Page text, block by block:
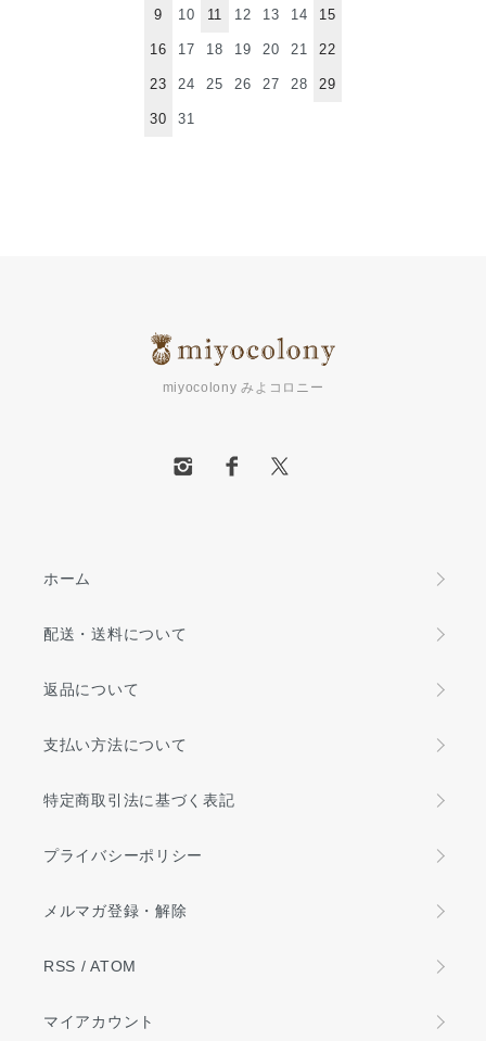
9 10 11 12 13 14 15
16 17 18 19 20 21 22
23 24 25 26 27 28 29
30 31
miyocolony みよコロニー
ホーム
配送・送料について
返品について
支払い方法について
特定商取引法に基づく表記
プライバシーポリシー
メルマガ登録・解除
RSS /ATOM
マイアカウント